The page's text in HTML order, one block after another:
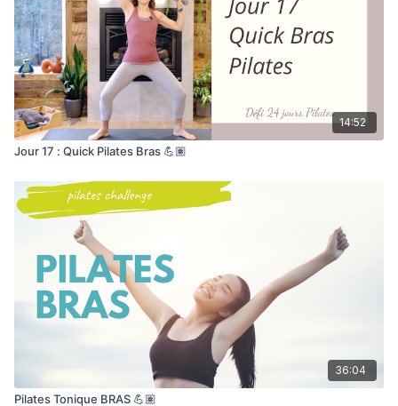
14:52
Jour 17 : Quick Pilates Bras 💪🏽
36:04
Pilates Tonique BRAS 💪🏽